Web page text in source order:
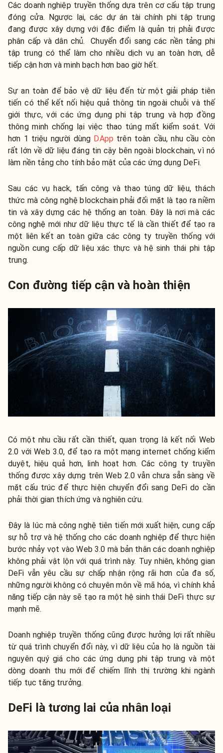
Các doanh nghiệp truyền thống dựa trên cơ cấu tập trung
đóng cửa. Ngược lại, các dự án tài chính phi tập trung
đang được xây dựng với đặc điểm là quản trị phải được
phân cấp và dân chủ. Chuyển đổi sang các nền tảng phi
tập trung có thể làm cho nhiều dịch vụ an toàn hơn, dễ
tiếp cận hơn và minh bạch hơn bao giờ hết.
Sự an toàn để bảo vệ dữ liệu đến từ một giải pháp tiên
tiến có thể kết nối hiệu quả thông tin ngoài chuỗi và thế
giới thực, với các ứng dụng phi tập trung và hợp đồng
thông minh chống lại việc thao túng mất kiểm soát. Với
hơn 1 triệu người dùng DApp trên toàn cầu, nhu cầu còn
rất lớn về dữ liệu đáng tin cậy bên ngoài blockchain, vì nó
làm nền tảng cho tính bảo mật của các ứng dụng DeFi.
Sau các vụ hack, tấn công và thao túng dữ liệu, thách
thức mà công nghệ blockchain phải đối mặt là tạo ra niềm
tin và xây dựng các hệ thống an toàn. Đây là nơi mà các
công nghệ mới như dữ liệu thực tế là cần thiết để tạo ra
một liên kết an toàn giữa các công ty truyền thống với
nguồn cung cấp dữ liệu xác thực và hệ sinh thái phi tập
trung.
Con đường tiếp cận và hoàn thiện
Có một nhu cầu rất cần thiết, quan trọng là kết nối Web
2.0 với Web 3.0, để tạo ra một mạng internet chống kiểm
duyệt, hiệu quả hơn, linh hoạt hơn. Các công ty truyền
thống được xây dựng trên Web 2.0 vẫn chưa sẵn sàng về
mặt cấu trúc để thực hiện chuyển đổi sang DeFi do cần
phải thời gian thích ứng và nghiên cứu.
Đây là lúc mà công nghệ tiên tiến mới xuất hiện, cung cấp
sự hỗ trợ và hệ thống cho các doanh nghiệp để thực hiện
bước nhảy vọt vào Web 3.0 mà bản thân các doanh nghiệp
không phải vật lộn với quá trình này. Tuy nhiên, không gian
DeFi vẫn yêu cầu sự chấp nhận rộng rãi hơn của đa số,
những người không có chuyên môn về mã hóa, vì chính khả
năng tiếp cận này sẽ tạo ra một hệ sinh thái DeFi thực sự
mạnh mẽ.
Doanh nghiệp truyền thống cũng được hưởng lợi rất nhiều
từ quá trình chuyển đổi này, vì dữ liệu của họ là nguồn tài
nguyên quý giá cho các ứng dụng phi tập trung và một
dòng doanh thu mới để chiếm lĩnh thị trường khi ngành
tiếp tục tăng trưởng.
DeFi là tương lai của nhân loại